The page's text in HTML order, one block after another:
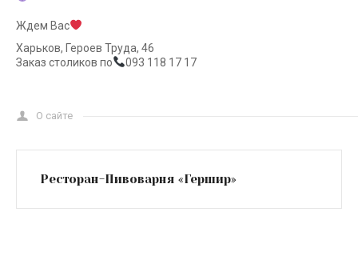
Ждем Вас
Харьков, Героев Труда, 46
Заказ столиков по
093 118 17 17
О сайте
Ресторан-Пивоварня «Гершир»